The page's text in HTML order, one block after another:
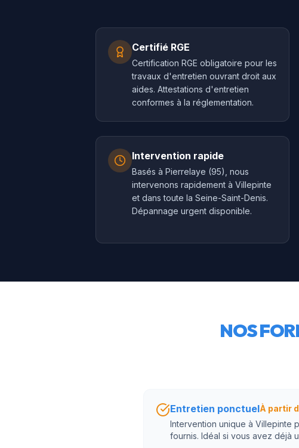
Certifié RGE
Certification RGE obligatoire pour les
travaux d'entretien ouvrant droit aux
aides. Attestations d'entretien
conformes à la réglementation.
Intervention rapide
Basés à Pierrelaye (95), nous
intervenons rapidement à Villepinte
et dans toute la Seine-Saint-Denis.
Dépannage urgent disponible.
NOS
Entretien ponctuelÀ partir
Intervention unique à Villepinte
fournis. Idéal si vous avez déjà